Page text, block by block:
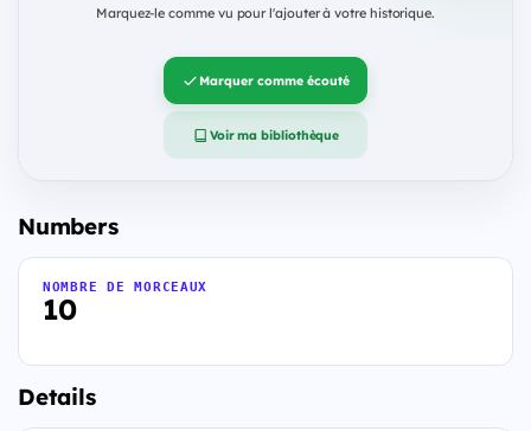
Marquez-le comme vu pour l'ajouter à votre historique.
Marquer comme écouté
Voir ma bibliothèque
Numbers
10
NOMBRE DE MORCEAUX
Details